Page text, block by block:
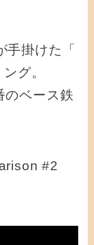
手掛けた「
グ。
のベース鉄
#2